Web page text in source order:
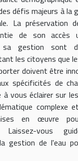
défis majeurs à la
La préservation
de son accès
sa gestion sont
les citoyens que
doivent être
spécificités de
à vous éclairer sur
complexe
en œuvre
Laissez-vous
gestion de l'eau